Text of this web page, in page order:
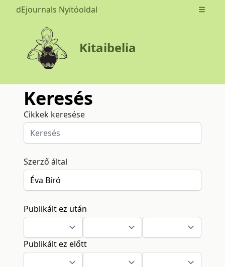
dEjournals Nyitóoldal Open
Kitaibelia
Keresés
Cikkek keresése
Szerző által
Publikált ez után
Publikált ez előtt